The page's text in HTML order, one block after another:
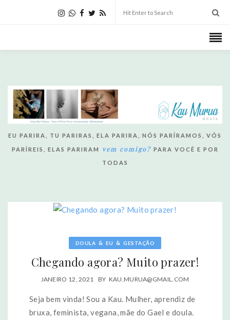
EU PARIRA, TU PARIRAS, ELA PARIRA, NÓS PARÍRAMOS, VÓS
PARÍREIS, ELAS PARIRAM vem comigo? PARA VOCÊ E POR
TODAS
DOULA & EU & GESTAÇÃO
Chegando agora? Muito prazer!
JANEIRO 12, 2021 BY KAU.MURUA@GMAIL.COM
Seja bem vinda! Sou a Kau. Mulher, aprendiz de
bruxa, feminista, vegana, mãe do Gael e doula.